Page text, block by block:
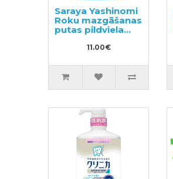
Saraya Yashinomi
Roku mazgāšanas
putas pildviela
11.00€